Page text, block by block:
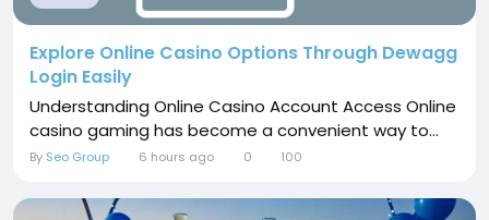
Explore Online Casino Options Through Dewagg
Login Easily
Understanding Online Casino Account Access Online
casino gaming has become a convenient way to...
By Seo Group 6 hours ago 0 100